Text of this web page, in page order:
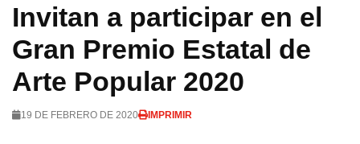
Invitan a participar en el
Gran Premio Estatal de
Arte Popular 2020
19 DE FEBRERO DE 2020 IMPRIMIR